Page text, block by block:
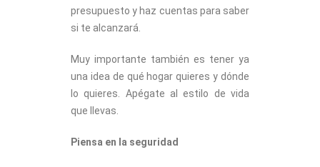
presupuesto y haz cuentas para saber
si te alcanzará.
Muy importante también es tener ya
una idea de qué hogar quieres y dónde
lo quieres. Apégate al estilo de vida
que llevas.
Piensa en la seguridad